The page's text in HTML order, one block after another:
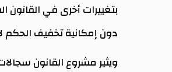
بتغييرات أخرى في القانون
دون إمكانية تخفيف الحكم
ويثير مشروع القانون